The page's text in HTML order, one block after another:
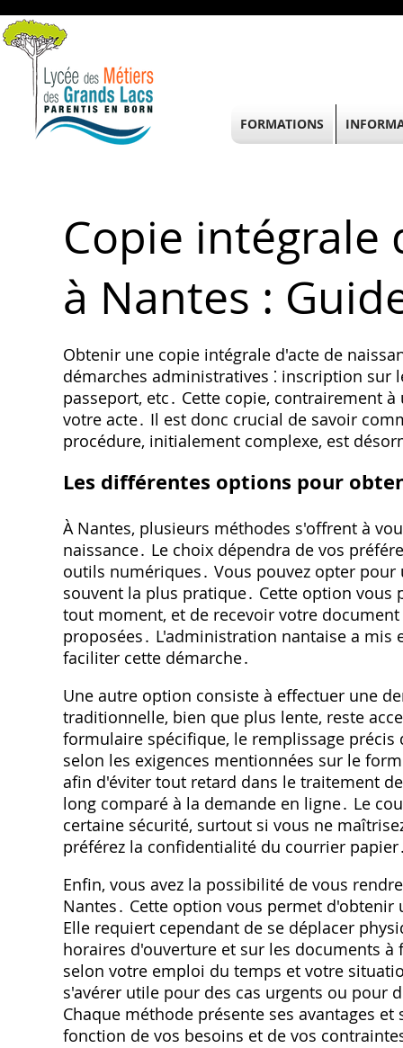
Copie intégrale
à Nantes :
Obtenir une copie intégrale d'acte de
démarches administratives ⁚ inscription
passeport, etc․ Cette copie, contrairement
votre acte․ Il est donc crucial de savoir
procédure, initialement complexe, est
Les différentes options pour
À Nantes, plusieurs méthodes s'offrent à
naissance․ Le choix dépendra de vos
outils numériques․ Vous pouvez opter
souvent la plus pratique․ Cette option
tout moment, et de recevoir votre
proposées․ L'administration nantaise a
faciliter cette démarche․
Une autre option consiste à effectuer une
traditionnelle, bien que plus lente, reste
formulaire spécifique, le remplissage
selon les exigences mentionnées sur le
afin d'éviter tout retard dans le traitement
long comparé à la demande en ligne․ Le
certaine sécurité, surtout si vous ne
préférez la confidentialité du courrier
Enfin, vous avez la possibilité de vous
Nantes․ Cette option vous permet
Elle requiert cependant de se déplacer
horaires d'ouverture et sur les documents
selon votre emploi du temps et votre
s'avérer utile pour des cas urgents ou pour
Chaque méthode présente ses avantages
fonction de vos besoins et de vos
FORMATIONS